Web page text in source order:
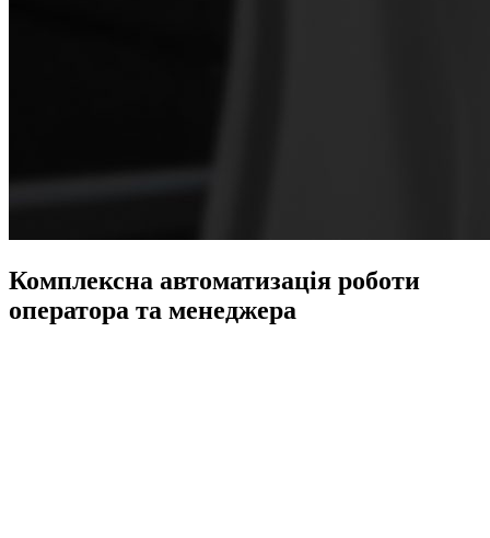
Комплексна автоматизація роботи
оператора та менеджера